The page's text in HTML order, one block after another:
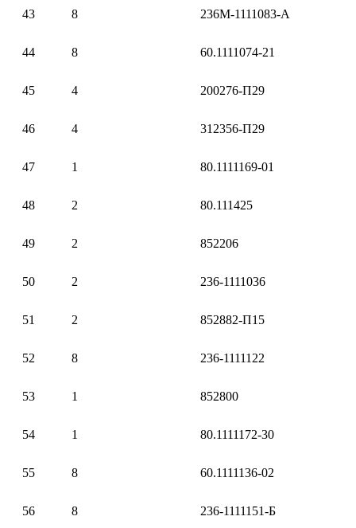
43 8 236М-1111083-А
44 8 60.1111074-21
45 4 200276-П29
46 4 312356-П29
47 1 80.1111169-01
48 2 80.111425
49 2 852206
50 2 236-1111036
51 2 852882-П15
52 8 236-1111122
53 1 852800
54 1 80.1111172-30
55 8 60.1111136-02
56 8 236-1111151-Б